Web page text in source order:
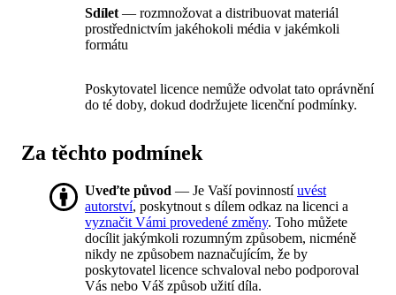
Sdílet — rozmnožovat a distribuovat materiál
prostřednictvím jakéhokoli média v jakémkoli
formátu
Poskytovatel licence nemůže odvolat tato oprávnění
do té doby, dokud dodržujete licenční podmínky.
Za těchto podmínek
Uveďte původ — Je Vaší povinnostíuvést
autorství, poskytnout s dílem odkaz na licenci a
vyznačit Vámi provedené změny. Toho můžete
docílit jakýmkoli rozumným způsobem, nicméně
nikdy ne způsobem naznačujícím, že by
poskytovatel licence schvaloval nebo podporoval
Vás nebo Váš způsob užití díla.